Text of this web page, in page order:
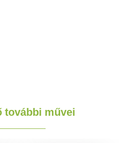
további művei